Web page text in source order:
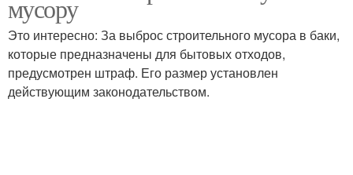
мусору
Это интересно: За выброс строительного мусора в баки,
которые предназначены для бытовых отходов,
предусмотрен штраф. Его размер установлен
действующим законодательством.